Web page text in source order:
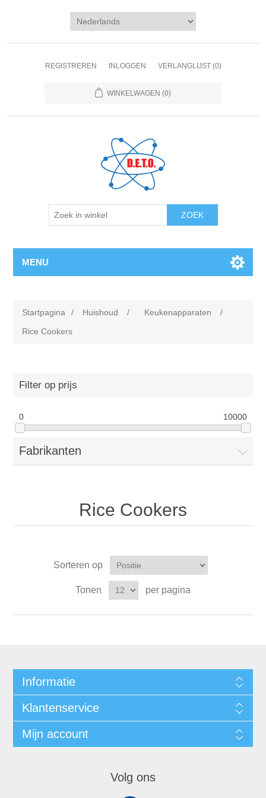
REGISTREREN INLOGGEN VERLANGLIJST (0)
WINKELWAGEN (0)
ZOEK
MENU
Startpagina / Huishoud / Keukenapparaten
/
Rice Cookers
Filter op prijs
0 10000
Fabrikanten
Rice Cookers
Sorteren op
Tonen per pagina
Informatie
Klantenservice
Mijn account
Volg ons